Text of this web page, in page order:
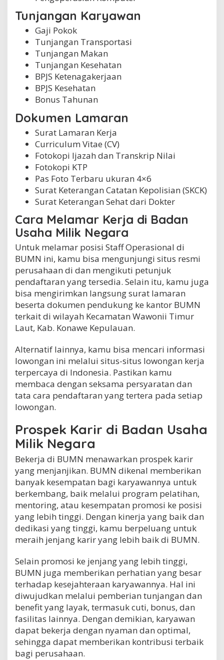
Tunjangan Karyawan
Gaji Pokok
Tunjangan Transportasi
Tunjangan Makan
Tunjangan Kesehatan
BPJS Ketenagakerjaan
BPJS Kesehatan
Bonus Tahunan
Dokumen Lamaran
Surat Lamaran Kerja
Curriculum Vitae (CV)
Fotokopi Ijazah dan Transkrip Nilai
Fotokopi KTP
Pas Foto Terbaru ukuran 4×6
Surat Keterangan Catatan Kepolisian (SKCK)
Surat Keterangan Sehat dari Dokter
Cara Melamar Kerja di Badan
Usaha Milik Negara
Untuk melamar posisi Staff Operasional di
BUMN ini, kamu bisa mengunjungi situs resmi
perusahaan di dan mengikuti petunjuk
pendaftaran yang tersedia. Selain itu, kamu juga
bisa mengirimkan langsung surat lamaran
beserta dokumen pendukung ke kantor BUMN
terkait di wilayah Kecamatan Wawonii Timur
Laut, Kab. Konawe Kepulauan.
Alternatif lainnya, kamu bisa mencari informasi
lowongan ini melalui situs-situs lowongan kerja
terpercaya di Indonesia. Pastikan kamu
membaca dengan seksama persyaratan dan
tata cara pendaftaran yang tertera pada setiap
lowongan.
Prospek Karir di Badan Usaha
Milik Negara
Bekerja di BUMN menawarkan prospek karir
yang menjanjikan. BUMN dikenal memberikan
banyak kesempatan bagi karyawannya untuk
berkembang, baik melalui program pelatihan,
mentoring, atau kesempatan promosi ke posisi
yang lebih tinggi. Dengan kinerja yang baik dan
dedikasi yang tinggi, kamu berpeluang untuk
meraih jenjang karir yang lebih baik di BUMN.
Selain promosi ke jenjang yang lebih tinggi,
BUMN juga memberikan perhatian yang besar
terhadap kesejahteraan karyawannya. Hal ini
diwujudkan melalui pemberian tunjangan dan
benefit yang layak, termasuk cuti, bonus, dan
fasilitas lainnya. Dengan demikian, karyawan
dapat bekerja dengan nyaman dan optimal,
sehingga dapat memberikan kontribusi terbaik
bagi perusahaan.